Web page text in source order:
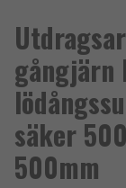
gångjärn
säker
500mm